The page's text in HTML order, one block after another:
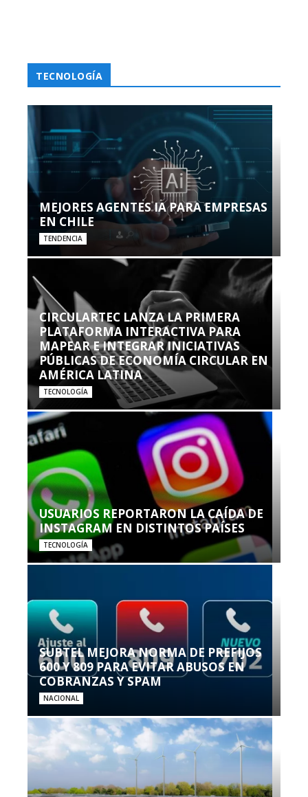
TECNOLOGÍA
MEJORES AGENTES IA PARA EMPRESAS
EN CHILE
TENDENCIA
CIRCULARTEC LANZA LA PRIMERA
PLATAFORMA INTERACTIVA PARA
MAPEAR E INTEGRAR INICIATIVAS
PÚBLICAS DE ECONOMÍA CIRCULAR EN
AMÉRICA LATINA
TECNOLOGÍA
USUARIOS REPORTARON LA CAÍDA DE
INSTAGRAM EN DISTINTOS PAÍSES
TECNOLOGÍA
SUBTEL MEJORA NORMA DE PREFIJOS
600 Y 809 PARA EVITAR ABUSOS EN
COBRANZAS Y SPAM
NACIONAL